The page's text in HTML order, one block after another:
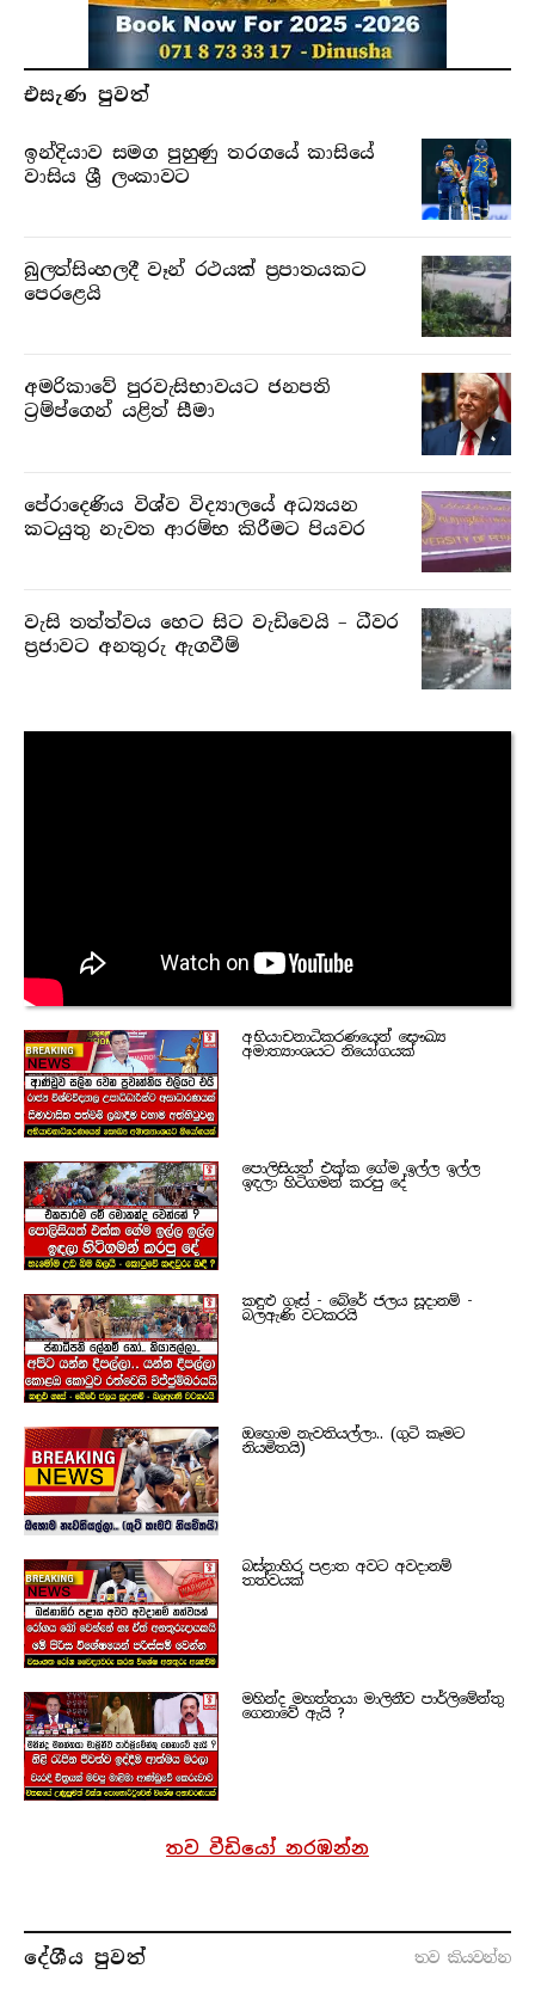
එසැණ පුව​ත්
ඉන්දියාව සමග පුහුණු තරගයේ කාසියේ
වාසිය ශ්‍රී ලංකාවට
බුලත්සිංහලදී වෑන් රථයක් ප්‍රපාතයකට
පෙරළෙයි
අමරිකාවේ පුරවැසිභාවයට ජනපති
ට්‍රම්ප්ගෙන් යළිත් සීමා
පේරාදෙණිය විශ්ව විද්‍යාලයේ අධ්‍යයන
කටයුතු නැවත ආරම්භ කිරීමට පියවර
වැසි තත්ත්වය හෙට සිට වැඩිවෙයි – ධීවර
ප්‍රජාවට අනතුරු ඇගවීම්
අභියාචනාධිකරණයෙන් සෞඛ්‍ය
අමාත්‍යාංශයට නියෝගයක්
පොලිසියත් එක්ක ගේම ඉල්ල ඉල්ල
ඉඳලා හිටිගමන් කරපු දේ
කඳුළු ගෑස් - බේරේ ජලය සූදානම් -
බලඇණි වටකරයි
ඔහොම නැවතියල්ලා.. (ගුටි කෑමට
නියමිතයි)
බස්නාහිර පළාත අවට අවදානම්
තත්වයක්
මහින්ද මහත්තයා මාලිනීව පාර්ලිමේන්තු
ගෙනාවේ ඇයි ?
තව වීඩියෝ නරඹන්න
දේශීය පුව​ත් තව කියවන්​න